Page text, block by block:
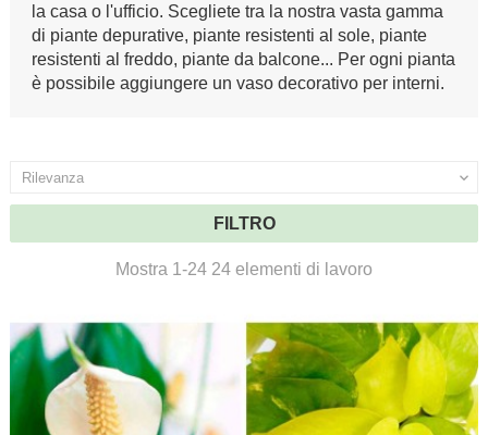
la casa o l'ufficio. Scegliete tra la nostra vasta gamma
di piante depurative, piante resistenti al sole, piante
resistenti al freddo, piante da balcone... Per ogni pianta
è possibile aggiungere un vaso decorativo per interni.
Rilevanza 
FILTRO
Mostra 1-24 24 elementi di lavoro